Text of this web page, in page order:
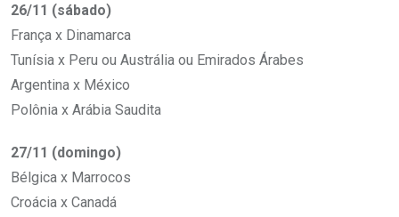
26/11 (sábado)
França x Dinamarca
Tunísia x Peru ou Austrália ou Emirados Árabes
Argentina x México
Polônia x Arábia Saudita
27/11 (domingo)
Bélgica x Marrocos
Croácia x Canadá